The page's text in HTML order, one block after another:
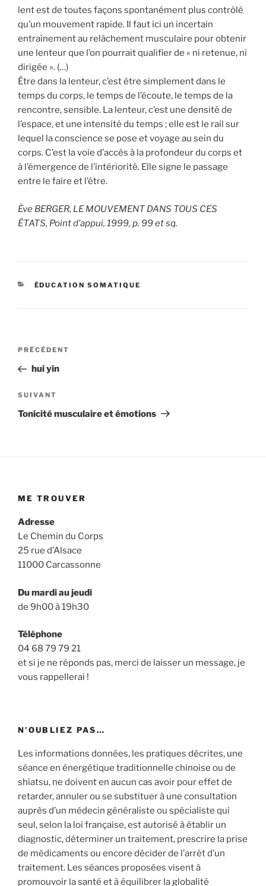
lent est de toutes façons spontanément plus contrôlé
qu’un mouvement rapide. Il faut ici un incertain
entraînement au relâchement musculaire pour obtenir
une lenteur que l’on pourrait qualifier de « ni retenue, ni
dirigée ». (…)
Être dans la lenteur, c’est être simplement dans le
temps du corps, le temps de l’écoute, le temps de la
rencontre, sensible. La lenteur, c’est une densité de
l’espace, et une intensité du temps ; elle est le rail sur
lequel la conscience se pose et voyage au sein du
corps. C’est la voie d’accès à la profondeur du corps et
à l’émergence de l’intériorité. Elle signe le passage
entre le faire et l’être.
Ève BERGER, LE MOUVEMENT DANS TOUS CES
ÉTATS, Point d’appui, 1999, p. 99 et sq.
CATÉGORIES
ÉDUCATION SOMATIQUE
Navigation
de
l’article
Article
précédent
PRÉCÉDENT
hui yin
Article
suivant
SUIVANT
Tonicité musculaire et émotions
ME TROUVER
Adresse
Le Chemin du Corps
25 rue d’Alsace
11000 Carcassonne
Du mardi au jeudi
de 9h00 à 19h30
Téléphone
04 68 79 79 21
et si je ne réponds pas, merci de laisser un message, je
vous rappellerai !
N’OUBLIEZ PAS…
Les informations données, les pratiques décrites, une
séance en énergétique traditionnelle chinoise ou de
shiatsu, ne doivent en aucun cas avoir pour effet de
retarder, annuler ou se substituer à une consultation
auprès d’un médecin généraliste ou spécialiste qui
seul, selon la loi française, est autorisé à établir un
diagnostic, déterminer un traitement, prescrire la prise
de médicaments ou encore décider de l’arrêt d’un
traitement. Les séances proposées visent à
promouvoir la santé et à équilibrer la globalité